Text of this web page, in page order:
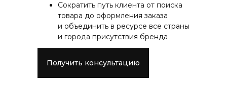
Сократить путь клиента от поиска
товара до оформления заказа
и объединить в ресурсе все страны
и города присутствия бренда
Получить консультацию